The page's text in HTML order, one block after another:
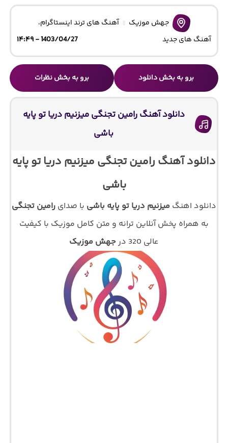
جهش موزیک آهنگ های ترند اینستاگرام،
آهنگ های جدید
1403/04/27 - ۱۴:۴۹
برو به بخش دانلود برو به بخش نظرات
دانلود آهنگ رامین تجنگی میزنیم دریا تو پایه
باشی
دانلود آهنگ رامین تجنگی میزنیم دریا تو پایه
باشی
دانلود اهنگ میزنیم دریا تو پایه باشی با صدای رامین تجنگی
به همراه پخش آنلاین ترانه و متن کامل موزیک با کیفیت
عالی 320 در
جهش موزیک